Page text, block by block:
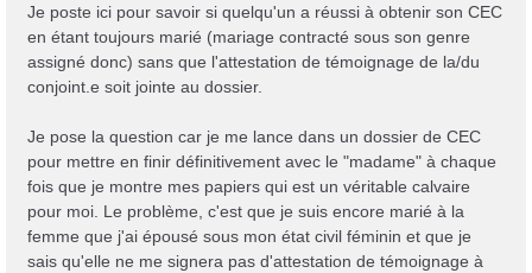
a
g
e
Je poste ici pour savoir si quelqu'un a réussi à obtenir son CEC
en étant toujours marié (mariage contracté sous son genre
assigné donc) sans que l'attestation de témoignage de la/du
conjoint.e soit jointe au dossier.
Je pose la question car je me lance dans un dossier de CEC
pour mettre en finir définitivement avec le "madame" à chaque
fois que je montre mes papiers qui est un véritable calvaire
pour moi. Le problème, c'est que je suis encore marié à la
femme que j'ai épousé sous mon état civil féminin et que je
sais qu'elle ne me signera pas d'attestation de témoignage à